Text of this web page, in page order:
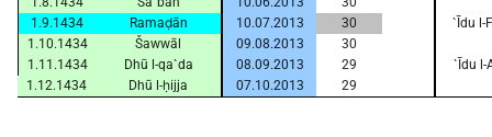
1.9.1434
Ramaḍān 10.07.2013 30
`Īdu l-
1.10.1434
Šawwāl 09.08.2013
30
1.11.1434
Dhū l-qa`da 08.09.2013 29
`Īdu l-
1.12.1434
Dhū l-ḥijja 07.10.2013 29